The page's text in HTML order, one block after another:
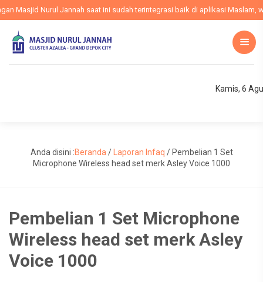
Masjid Nurul Jannah saat ini sudah terintegrasi baik di aplikasi Maslam,
Kamis, 6
Anda disini :Beranda / Laporan Infaq / Pembelian 1 Set
Microphone Wireless head set merk Asley Voice 1000
Pembelian 1 Set Microphone
Wireless head set merk Asley
Voice 1000